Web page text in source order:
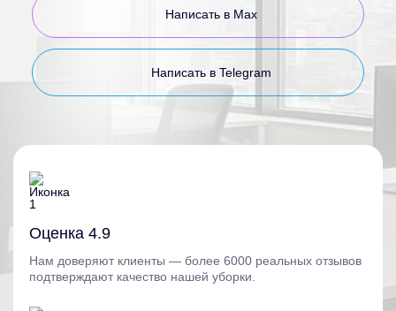
Написать в Max
Написать в Telegram
Оценка 4.9
Нам доверяют клиенты — более 6000 реальных отзывов
подтверждают качество нашей уборки.